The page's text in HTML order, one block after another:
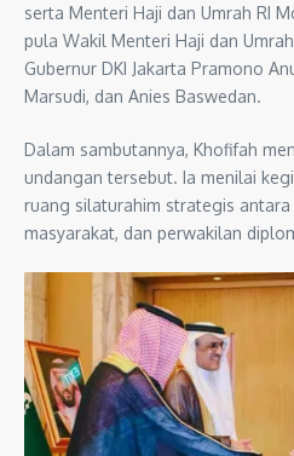
serta Menteri Haji dan Umrah RI
pula Wakil Menteri Haji dan
Gubernur DKI Jakarta Pramono
Marsudi, dan Anies Baswedan.
Dalam sambutannya, Khofifah
undangan tersebut. Ia menilai
ruang silaturahim strategis
masyarakat, dan perwakilan